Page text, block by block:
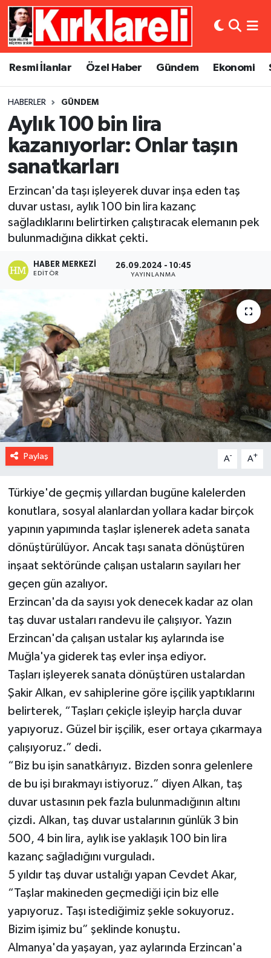
Resmi İlanlar Özel Haber Gündem Ekonomi
HABERLER GÜNDEM
Aylık 100 bin lira
kazanıyorlar: Onlar taşın
sanatkarları
Erzincan'da taşı işleyerek duvar inşa eden taş
duvar ustası, aylık 100 bin lira kazanç
sağladıklarını belirtirken çalıştıracak elemanın pek
bulunmadığına dikkat çekti.
HABER MERKEZI
EDITÖR
26.09.2024 - 10:45
YAYINLANMA
Paylaş A- A+
Türkiye'de geçmiş yıllardan bugüne kalelerden
konutlara, sosyal alanlardan yollara kadar birçok
yapının yapımında taşlar işlenerek adeta sanata
dönüştürülüyor. Ancak taşı sanata dönüştüren
inşaat sektöründe çalışan ustaların sayıları her
geçen gün azalıyor.
Erzincan'da da sayısı yok denecek kadar az olan
taş duvar ustaları randevu ile çalışıyor. Yazın
Erzincan'da çalışan ustalar kış aylarında ise
Muğla'ya giderek taş evler inşa ediyor.
Taşları işleyerek sanata dönüştüren ustalardan
Şakir Alkan, ev sahiplerine göre işçilik yaptıklarını
belirterek, “Taşları çekiçle işleyip harçla duvar
yapıyoruz. Güzel bir işçilik, eser ortaya çıkarmaya
çalışıyoruz.” dedi.
“Biz bu işin sanatkârıyız. Bizden sonra gelenlere
de bu işi bırakmayı istiyoruz.” diyen Alkan, taş
duvar ustasının pek fazla bulunmadığının altını
çizdi. Alkan, taş duvar ustalarının günlük 3 bin
500, 4 bin lira, aylık ise yaklaşık 100 bin lira
kazanç sağladığını vurguladı.
5 yıldır taş duvar ustalığı yapan Cevdet Akar,
“Taşlar makineden geçmediği için biz elle
yapıyoruz. Taşı istediğimiz şekle sokuyoruz.
Bizim işimiz bu” şeklinde konuştu.
Almanya'da yaşayan, yaz aylarında Erzincan'a
Resmi İlanlar
Gündem
Siyaset
Spor
Asayiş
Dünya
Kültür Sanat
Magazin
Medya
Sağlık
Künye
Gizlilik Sözleşmesi
Merkez Nöbetçi Eczaneler
Merkez Trafik Yoğunluk Haritası
Süper Lig Puan Durumu ve Fikstür
Tüm Manşetler
Son Dakika Haberleri
Haber Arşivi